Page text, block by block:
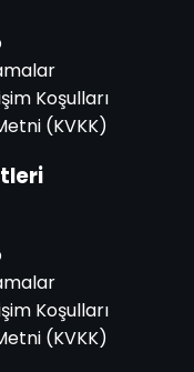
Koşulları
(KVKK)
Koşulları
(KVKK)